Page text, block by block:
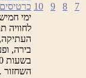
7
8
9
10 כרטיסים
ימי
לחוויה
בירה,